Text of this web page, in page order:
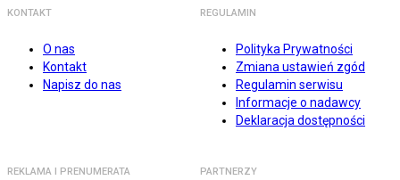
KONTAKT
O nas
Kontakt
Napisz do nas
REGULAMIN
Polityka Prywatności
Zmiana ustawień zgód
Regulamin serwisu
Informacje o nadawcy
Deklaracja dostępności
REKLAMA I PRENUMERATA PARTNERZY